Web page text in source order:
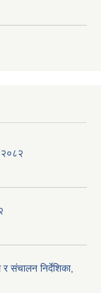
२०८२
संचालन निर्देशिका,